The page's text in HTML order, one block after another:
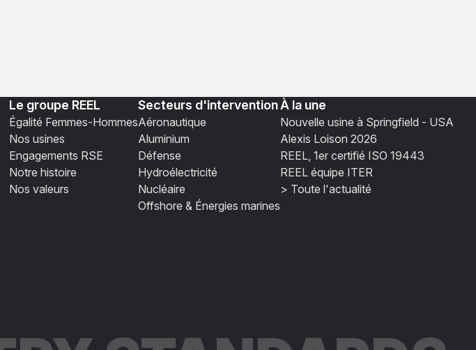
Le groupe REEL
Égalité Femmes-Hommes
Nos usines
Engagements RSE
Notre histoire
Nos valeurs
Secteurs d'intervention
Aéronautique
Aluminium
Défense
Hydroélectricité
Nucléaire
Offshore & Énergies marines
À la une
Nouvelle usine à Springfield - USA
Alexis Loison 2026
REEL, 1er certifié ISO 19443
REEL équipe ITER
> Toute l'actualité